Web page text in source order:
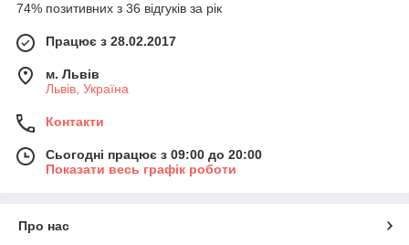
74% позитивних з 36 відгуків за рік
Працює з 28.02.2017
м. Львів
Львів, Україна
Контакти
Сьогодні працює з 09:00 до 20:00
Показати весь графік роботи
Про нас